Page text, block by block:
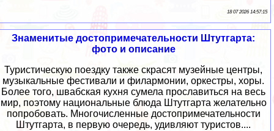
18 07 2026 14:57:15
Знаменитые достопримечательности Штутгарта:
фото и описание
Туристическую поездку также скрасят музейные центры,
музыкальные фестивали и филармонии, оркестры, хоры.
Более того, швабская кухня сумела прославиться на весь
мир, поэтому национальные блюда Штутгарта желательно
попробовать. Многочисленные достопримечательности
Штутгарта, в первую очередь, удивляют туристов....